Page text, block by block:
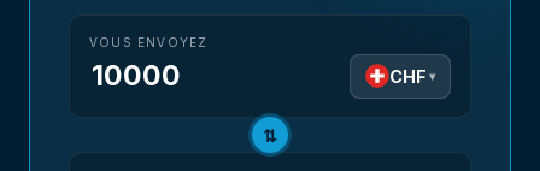
VOUS ENVOYEZ
CHF ▾
⇅